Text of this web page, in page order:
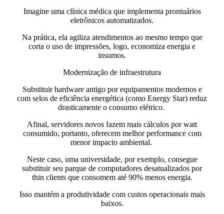
Imagine uma clínica médica que implementa prontuários
eletrônicos automatizados.
Na prática, ela agiliza atendimentos ao mesmo tempo que
corta o uso de impressões, logo, economiza energia e
insumos.
Modernização de infraestrutura
Substituir hardware antigo porequipamentos modernos e
com selos de eficiência energética (como Energy Star) reduz
drasticamente o consumo elétrico.
Afinal, servidores novos fazem mais cálculos por watt
consumido, portanto, oferecem melhor performance com
menor impacto ambiental.
Neste caso, uma universidade, por exemplo, consegue
substituir seu parque de computadores desatualizados por
thin clients que consomem até 90% menos energia.
Isso mantém a produtividade com custos operacionais mais
baixos.